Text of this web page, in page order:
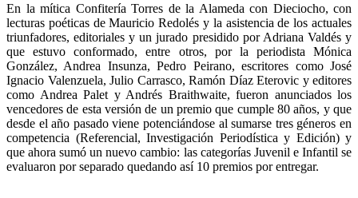
En la mítica Confitería Torres de la Alameda con Dieciocho, con
lecturas poéticas de Mauricio Redolés y la asistencia de los actuales
triunfadores, editoriales y un jurado presidido por Adriana Valdés y
que estuvo conformado, entre otros, por la periodista Mónica
González, Andrea Insunza, Pedro Peirano, escritores como José
Ignacio Valenzuela, Julio Carrasco, Ramón Díaz Eterovic y editores
como Andrea Palet y Andrés Braithwaite, fueron anunciados los
vencedores de esta versión de un premio que cumple 80 años, y que
desde el año pasado viene potenciándose al sumarse tres géneros en
competencia (Referencial, Investigación Periodística y Edición) y
que ahora sumó un nuevo cambio: las categorías Juvenil e Infantil se
evaluaron por separado quedando así 10 premios por entregar.